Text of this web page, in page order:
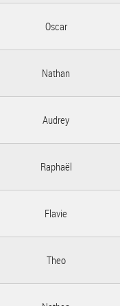
Oscar
Nathan
Audrey
Raphaël
Flavie
Theo